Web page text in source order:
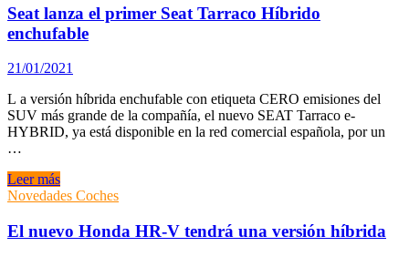
el
Jeep
Wrangler
Seat lanza el primer Seat Tarraco Híbrido
enchufable
21/01/2021
L a versión híbrida enchufable con etiqueta CERO emisiones del
SUV más grande de la compañía, el nuevo SEAT Tarraco e-
HYBRID, ya está disponible en la red comercial española, por un
…
Seat
lanza
primer
Seat
Leer más
Novedades Coches
El nuevo Honda HR-V tendrá una versión híbrida